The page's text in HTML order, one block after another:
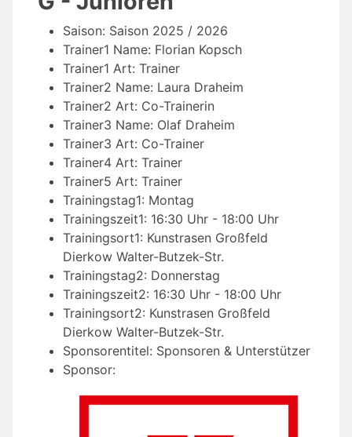
Saison: Saison 2025 / 2026
Trainer1 Name: Florian Kopsch
Trainer1 Art: Trainer
Trainer2 Name: Laura Draheim
Trainer2 Art: Co-Trainerin
Trainer3 Name: Olaf Draheim
Trainer3 Art: Co-Trainer
Trainer4 Art: Trainer
Trainer5 Art: Trainer
Trainingstag1: Montag
Trainingszeit1: 16:30 Uhr - 18:00 Uhr
Trainingsort1: Kunstrasen Großfeld
Dierkow Walter-Butzek-Str.
Trainingstag2: Donnerstag
Trainingszeit2: 16:30 Uhr - 18:00 Uhr
Trainingsort2: Kunstrasen Großfeld
Dierkow Walter-Butzek-Str.
Sponsorentitel: Sponsoren & Unterstützer
Sponsor: